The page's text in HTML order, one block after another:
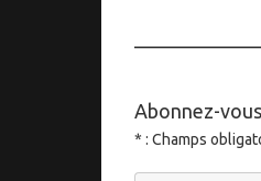
Abonnez-
* : Champs